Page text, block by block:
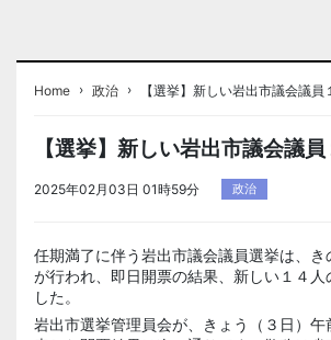
Home › 政治 › 【選挙】新しい岩出市議会議員
【選挙】新しい岩出市議会議
2025年02月03日 01時59分 政治
任期満了に伴う岩出市議会議員選挙は、
が行われ、即日開票の結果、新しい１４人
した。
岩出市選挙管理員会が、きょう（３日）午